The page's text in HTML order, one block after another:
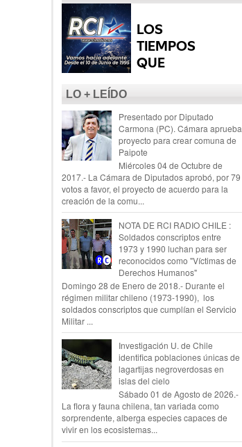
LO + LEÍDO
Presentado por Diputado
Carmona (PC). Cámara aprueba
proyecto para crear comuna de
Paipote
Miércoles 04 de Octubre de
2017.- La Cámara de Diputados aprobó, por 79
votos a favor, el proyecto de acuerdo para la
creación de la comu...
NOTA DE RCI RADIO CHILE :
Soldados conscriptos entre
1973 y 1990 luchan para ser
reconocidos como "Víctimas de
Derechos Humanos"
Domingo 28 de Enero de 2018.- Durante el
régimen militar chileno (1973-1990), los
soldados conscriptos que cumplían el Servicio
Militar ...
Investigación U. de Chile
identifica poblaciones únicas de
lagartijas negroverdosas en
islas del cielo
Sábado 01 de Agosto de 2026.-
La flora y fauna chilena, tan variada como
sorprendente, alberga especies capaces de
vivir en los ecosistemas...